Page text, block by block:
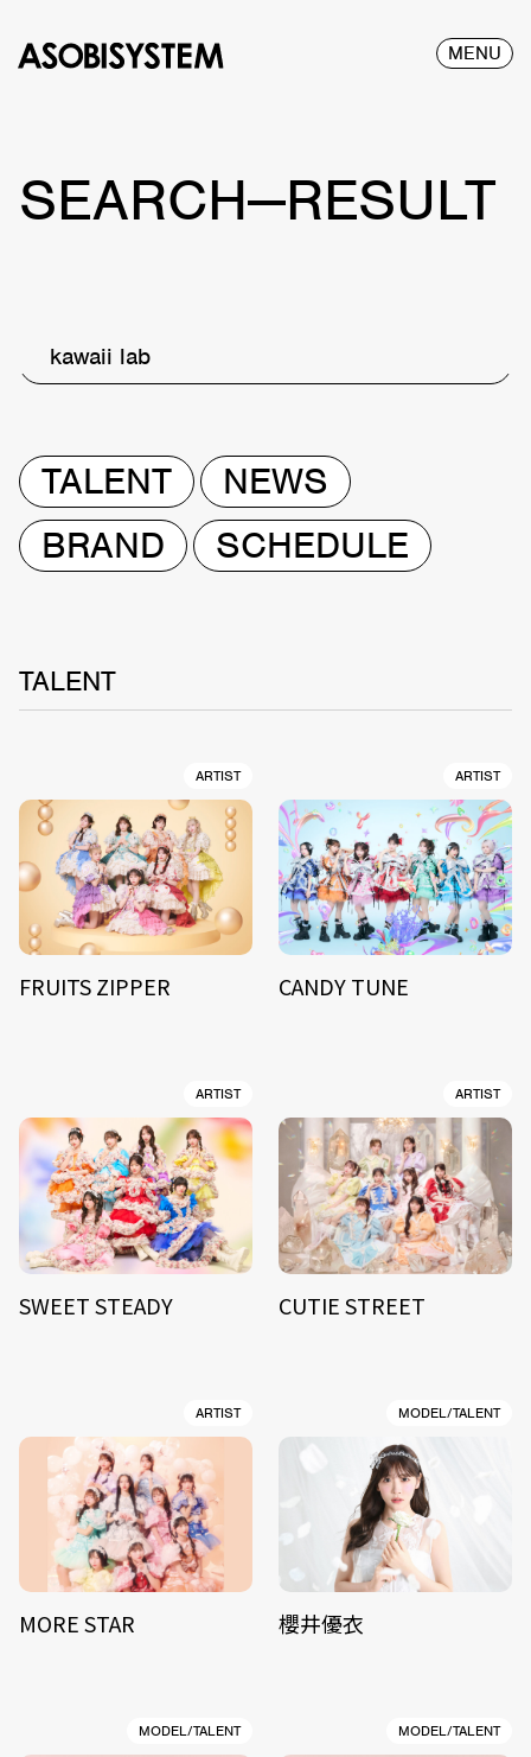
MENU
SEARCH—RESULT
kawaii lab
TALENT
NEWS
BRAND
SCHEDULE
TALENT
ARTIST
FRUITS ZIPPER
ARTIST
CANDY TUNE
ARTIST
SWEET STEADY
ARTIST
CUTIE STREET
ARTIST
MORE STAR
MODEL/TALENT
櫻井優衣
MODEL/TALENT MODEL/TALENT